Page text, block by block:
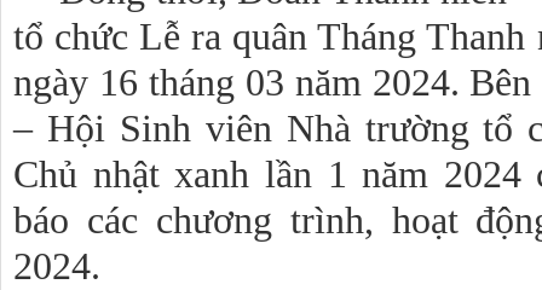
tổ chức Lễ ra quân Tháng
ngày 16 tháng 03 năm 2024.
– Hội Sinh viên Nhà trường tổ
Chủ nhật xanh lần 1 năm
báo các chương trình, hoạt
2024.